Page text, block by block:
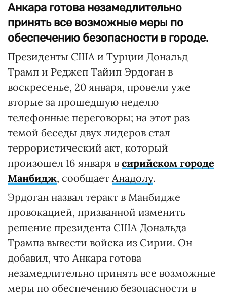
Анкара готова незамедлительно
принять все возможные меры по
обеспечению безопасности в городе.
Президенты США и Турции Дональд
Трамп и Реджеп Тайип Эрдоган в
воскресенье, 20 января, провели уже
вторые за прошедшую неделю
телефонные переговоры; на этот раз
темой беседы двух лидеров стал
террористический акт, который
произошел 16 января в сирийском городе
Манбидж, сообщает Анадолу.
Эрдоган назвал теракт в Манбидже
провокацией, призванной изменить
решение президента США Дональда
Трампа вывести войска из Сирии. Он
добавил, что Анкара готова
незамедлительно принять все возможные
меры по обеспечению безопасности в